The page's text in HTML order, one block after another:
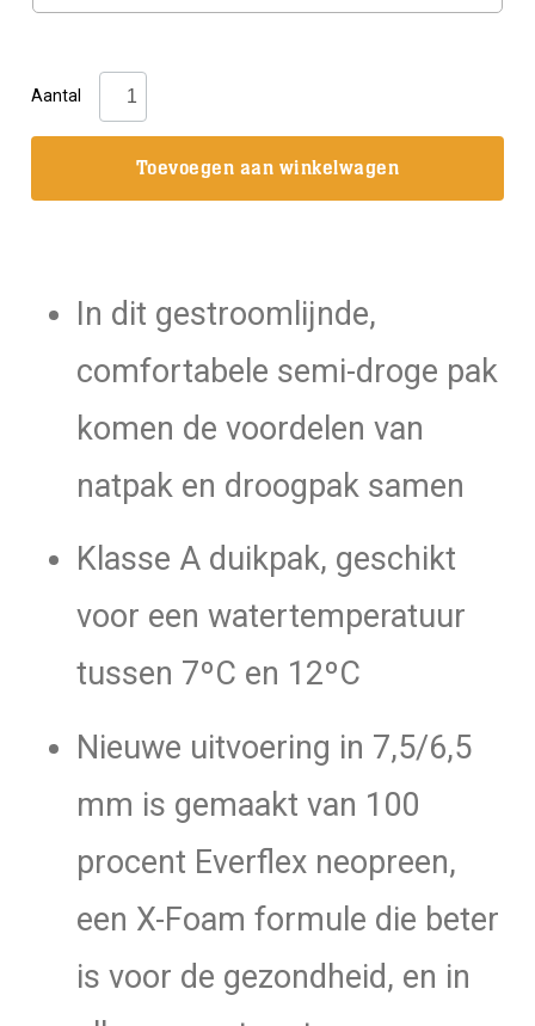
Aantal
Scubapro:
NovaScotia
droog
aantal
Toevoegen aan winkelwagen
In dit gestroomlijnde,
comfortabele semi-droge pak
komen de voordelen van
natpak en droogpak samen
Klasse A duikpak, geschikt
voor een watertemperatuur
tussen 7ºC en 12ºC
Nieuwe uitvoering in 7,5/6,5
mm is gemaakt van 100
procent Everflex neopreen,
een X-Foam formule die beter
is voor de gezondheid, en in